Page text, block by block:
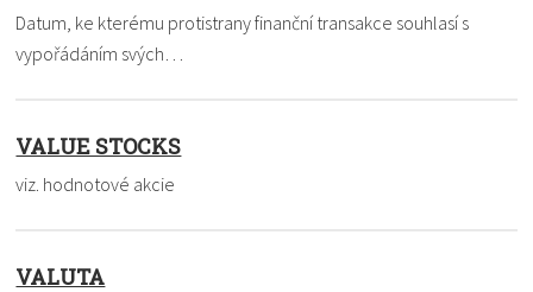
Datum, ke kterému protistrany finanční transakce souhlasí s
vypořádáním svých…
VALUE STOCKS
viz. hodnotové akcie
VALUTA